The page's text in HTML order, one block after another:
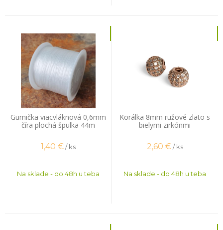
Gumička viacvláknová 0,6mm
číra plochá špulka 44m
1,40 € / ks
Na sklade - do 48h u teba
Korálka 8mm ružové zlato s
bielymi zirkónmi
2,60 € / ks
Na sklade - do 48h u teba